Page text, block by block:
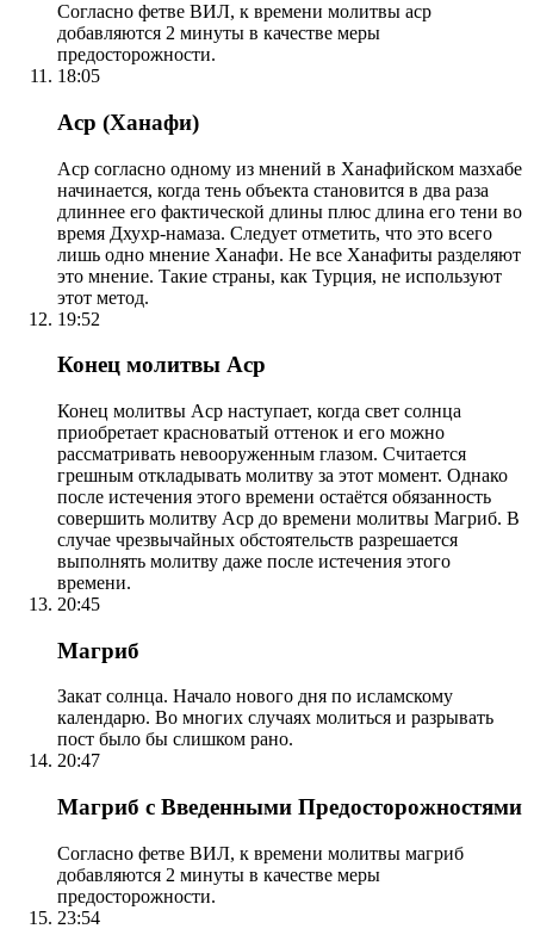
Согласно фетве ВИЛ, к времени молитвы аср
добавляются 2 минуты в качестве меры
предосторожности.
18:05
Аср (Ханафи)
Аср согласно одному из мнений в Ханафийском мазхабе
начинается, когда тень объекта становится в два раза
длиннее его фактической длины плюс длина его тени во
время Дхухр-намаза. Следует отметить, что это всего
лишь одно мнение Ханафи. Не все Ханафиты разделяют
это мнение. Такие страны, как Турция, не используют
этот метод.
19:52
Конец молитвы Аср
Конец молитвы Аср наступает, когда свет солнца
приобретает красноватый оттенок и его можно
рассматривать невооруженным глазом. Считается
грешным откладывать молитву за этот момент. Однако
после истечения этого времени остаётся обязанность
совершить молитву Аср до времени молитвы Магриб. В
случае чрезвычайных обстоятельств разрешается
выполнять молитву даже после истечения этого
времени.
20:45
Магриб
Закат солнца. Начало нового дня по исламскому
календарю. Во многих случаях молиться и разрывать
пост было бы слишком рано.
20:47
Магриб с Введенными Предосторожностями
Согласно фетве ВИЛ, к времени молитвы магриб
добавляются 2 минуты в качестве меры
предосторожности.
23:54